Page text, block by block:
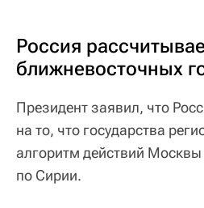
Россия
ближневосточных
Президент заявил, что
на то, что государства
алгоритм действий
по Сирии.